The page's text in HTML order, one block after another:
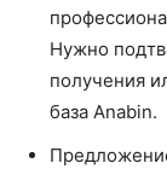
Нужно
получения
база Anabin.